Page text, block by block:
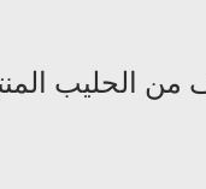
من الحليب